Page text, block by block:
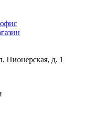
Пионерская, д. 1